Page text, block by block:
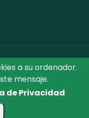
a su ordenador.
mensaje.
de Privacidad
Reservados todos los
de Toledo